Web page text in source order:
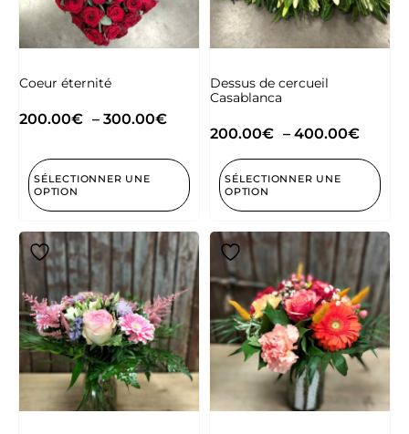
Coeur éternité
200.00€ – 300.00€
SÉLECTIONNER UNE
OPTION
Dessus de cercueil
Casablanca
200.00€ – 400.00€
SÉLECTIONNER UNE
OPTION